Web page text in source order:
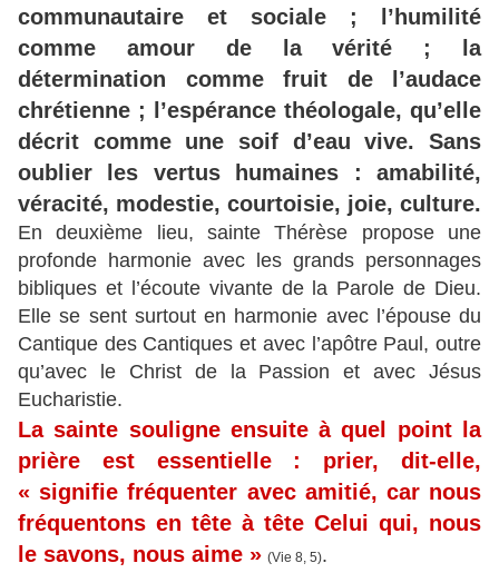
communautaire et sociale ; l’humilité
comme amour de la vérité ; la
détermination comme fruit de l’audace
chrétienne ; l’espérance théologale, qu’elle
décrit comme une soif d’eau vive. Sans
oublier les vertus humaines : amabilité,
véracité, modestie, courtoisie, joie, culture.
En deuxième lieu, sainte Thérèse propose une
profonde harmonie avec les grands personnages
bibliques et l’écoute vivante de la Parole de Dieu.
Elle se sent surtout en harmonie avec l’épouse du
Cantique des Cantiques et avec l’apôtre Paul, outre
qu’avec le Christ de la Passion et avec Jésus
Eucharistie.
La sainte souligne ensuite à quel point la
prière est essentielle : prier, dit-elle,
« signifie fréquenter avec amitié, car nous
fréquentons en tête à tête Celui qui, nous
le savons, nous aime » (Vie 8, 5).